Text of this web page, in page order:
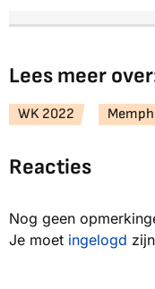
Lees meer
WK 2022
Reacties
Nog geen
Je moet ingelogd